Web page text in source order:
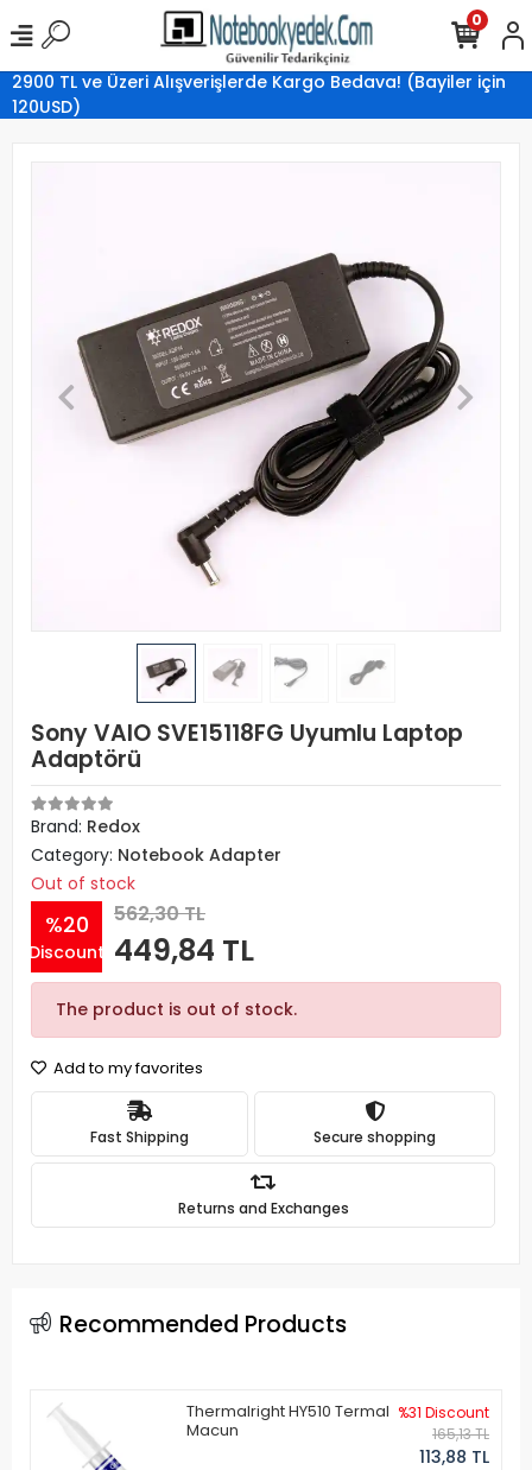
2900 TL ve Üzeri Alışverişlerde Kargo Bedava! (Bayiler için
120USD)
0
Sony VAIO SVE15118FG Uyumlu Laptop
Adaptörü
Brand: Redox
Category: Notebook Adapter
Out of stock
%20
Discount
562,30 TL
449,84 TL
The product is out of stock.
Add to my favorites
Fast Shipping Secure shopping
Returns and Exchanges
Recommended Products
Thermalright HY510 Termal
Macun
%31 Discount
165,13 TL
113,88 TL